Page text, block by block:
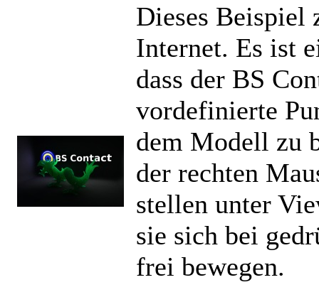
Dieses Beispiel
Internet. Es ist
dass der BS
vordefinierte
dem Modell zu
der rechten
stellen unter
sie sich bei
frei bewegen.